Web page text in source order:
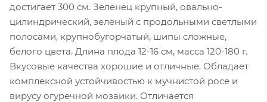
достигает 300 см. Зеленец крупный, овально-
цилиндрический, зеленый с продольными светлыми
полосами, крупнобугорчатый, шипы сложные,
белого цвета. Длина плода 12-16 см, масса 120-180 г.
Вкусовые качества хорошие и отличные. Обладает
комплексной устойчивостью к мучнистой росе и
вирусу огуречной мозаики. Отличается